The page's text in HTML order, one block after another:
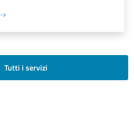
Tutti i servizi